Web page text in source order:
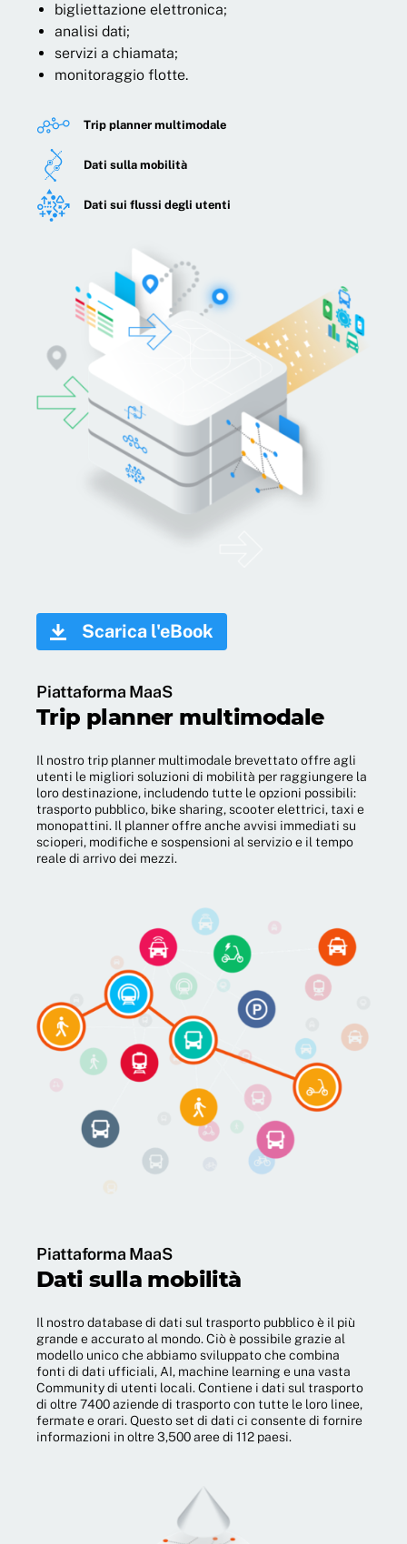
bigliettazione elettronica;
analisi dati;
servizi a chiamata;
monitoraggio flotte.
Trip planner multimodale
Dati sulla mobilità
Dati sui flussi degli utenti
Scarica l'eBook
Piattaforma MaaS
Trip planner multimodale
Il nostro trip planner multimodale brevettato offre agli
utenti le migliori soluzioni di mobilità per raggiungere la
loro destinazione, includendo tutte le opzioni possibili:
trasporto pubblico, bike sharing, scooter elettrici, taxi e
monopattini. Il planner offre anche avvisi immediati su
scioperi, modifiche e sospensioni al servizio e il tempo
reale di arrivo dei mezzi.
Piattaforma MaaS
Dati sulla mobilità
Il nostro database di dati sul trasporto pubblico è il più
grande e accurato al mondo. Ciò è possibile grazie al
modello unico che abbiamo sviluppato che combina
fonti di dati ufficiali, AI, machine learning e una vasta
Community di utenti locali. Contiene i dati sul trasporto
di oltre 7400 aziende di trasporto con tutte le loro linee,
fermate e orari. Questo set di dati ci consente di fornire
informazioni in oltre 3,500 aree di 112 paesi.